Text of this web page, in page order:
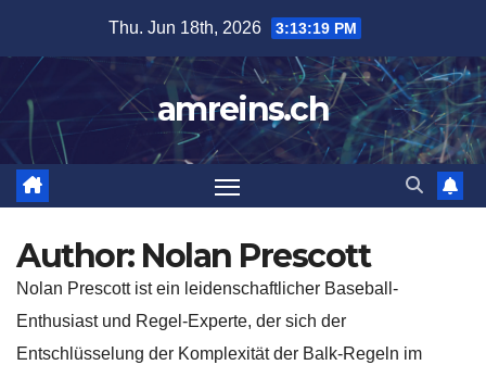
content
Thu. Jun 18th, 2026 3:13:21 PM
amreins.ch
Author: Nolan Prescott
Nolan Prescott ist ein leidenschaftlicher Baseball-
Enthusiast und Regel-Experte, der sich der
Entschlüsselung der Komplexität der Balk-Regeln im